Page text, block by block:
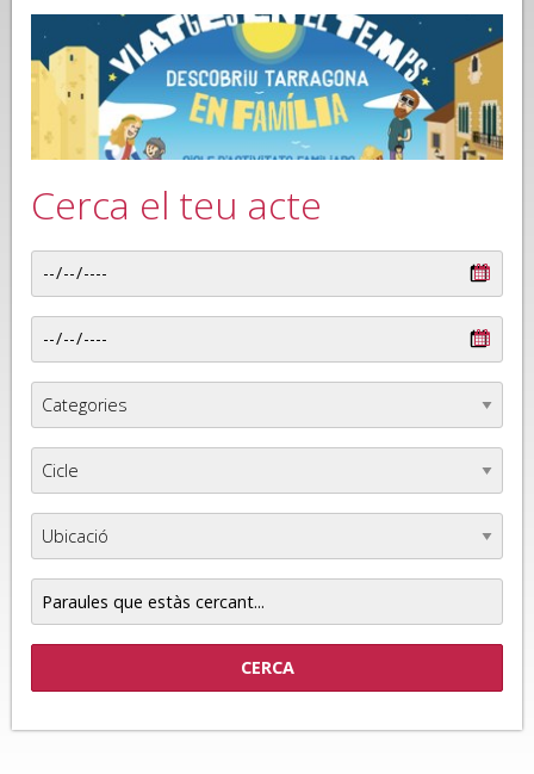
Cerca el teu acte
que